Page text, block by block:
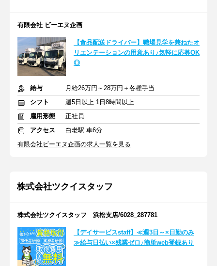
有限会社 ビーエヌ企画
【食品配送ドライバー】職場見学を兼ねたオ
リエンテーションの用意あり♪気軽に応募OK
◎
給与
月給26万円～28万円＋各種手当
シフト
週5日以上 1日8時間以上
雇用形態
正社員
アクセス
白老駅 車6分
有限会社ビーエヌ企画の求人一覧を見る
株式会社ツクイスタッフ
株式会社ツクイスタッフ 浜松支店/6028_287781
【デイサービスstaff】≪週3日～×日勤のみ
≫給与日払い×残業ゼロ♪簡単web登録あり